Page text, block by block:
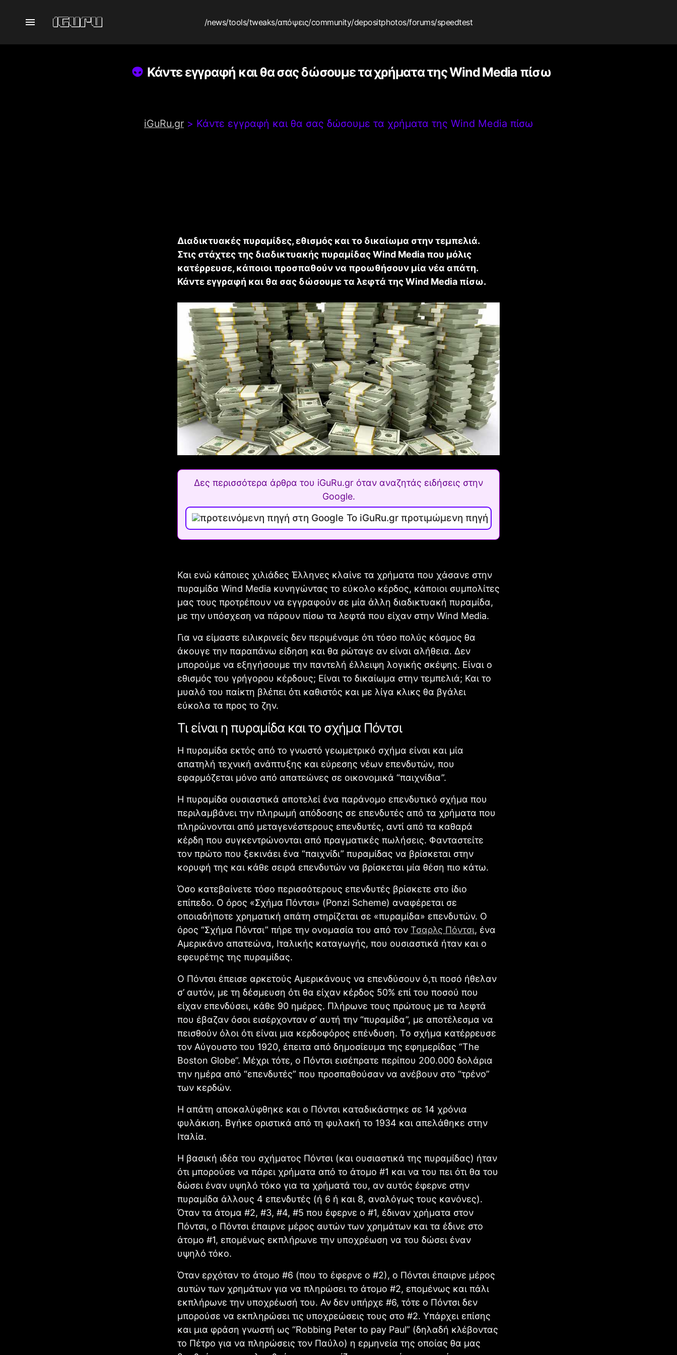
/news/tools/tweaks/απόψεις/community/depositphotos/forums/speedtest
Κάντε εγγραφή και θα σας δώσουμε τα χρήματα της Wind Media πίσω
iGuRu.gr > Κάντε εγγραφή και θα σας δώσουμε τα χρήματα της Wind Media πίσω
Διαδικτυακές πυραμίδες, εθισμός και το δικαίωμα στην τεμπελιά.
Στις στάχτες της διαδικτυακής πυραμίδας Wind Media που μόλις
κατέρρευσε, κάποιοι προσπαθούν να προωθήσουν μία νέα απάτη.
Κάντε εγγραφή και θα σας δώσουμε τα λεφτά της Wind Media πίσω.
Δες περισσότερα άρθρα του iGuRu.gr όταν αναζητάς ειδήσεις στην
Google.
Το iGuRu.gr προτιμώμενη πηγή
Και ενώ κάποιες χιλιάδες Έλληνες κλαίνε τα χρήματα που χάσανε στην
πυραμίδα Wind Media κυνηγώντας το εύκολο κέρδος, κάποιοι συμπολίτες
μας τους προτρέπουν να εγγραφούν σε μία άλλη διαδικτυακή πυραμίδα,
με την υπόσχεση να πάρουν πίσω τα λεφτά που είχαν στην Wind Media.
Για να είμαστε ειλικρινείς δεν περιμέναμε ότι τόσο πολύς κόσμος θα
άκουγε την παραπάνω είδηση και θα ρώταγε αν είναι αλήθεια. Δεν
μπορούμε να εξηγήσουμε την παντελή έλλειψη λογικής σκέψης. Είναι ο
εθισμός του γρήγορου κέρδους; Είναι το δικαίωμα στην τεμπελιά; Και το
μυαλό του παίκτη βλέπει ότι καθιστός και με λίγα κλικς θα βγάλει
εύκολα τα προς το ζην.
Τι είναι η πυραμίδα και το σχήμα Πόντσι
Η πυραμίδα εκτός από το γνωστό γεωμετρικό σχήμα είναι και μία
απατηλή τεχνική ανάπτυξης και εύρεσης νέων επενδυτών, που
εφαρμόζεται μόνο από απατεώνες σε οικονομικά “παιχνίδια”.
Η πυραμίδα ουσιαστικά αποτελεί ένα παράνομο επενδυτικό σχήμα που
περιλαμβάνει την πληρωμή απόδοσης σε επενδυτές από τα χρήματα που
πληρώνονται από μεταγενέστερους επενδυτές, αντί από τα καθαρά
κέρδη που συγκεντρώνονται από πραγματικές πωλήσεις. Φανταστείτε
τον πρώτο που ξεκινάει ένα “παιχνίδι” πυραμίδας να βρίσκεται στην
κορυφή της και κάθε σειρά επενδυτών να βρίσκεται μία θέση πιο κάτω.
Όσο κατεβαίνετε τόσο περισσότερους επενδυτές βρίσκετε στο ίδιο
επίπεδο. Ο όρος «Σχήμα Πόντσι» (Ponzi Scheme) αναφέρεται σε
οποιαδήποτε χρηματική απάτη στηρίζεται σε «πυραμίδα» επενδυτών. Ο
όρος “Σχήμα Πόντσι” πήρε την ονομασία του από τον Τσαρλς Πόντσι, ένα
Αμερικάνο απατεώνα, Ιταλικής καταγωγής, που ουσιαστικά ήταν και ο
εφευρέτης της πυραμίδας.
Ο Πόντσι έπεισε αρκετούς Αμερικάνους να επενδύσουν ό,τι ποσό ήθελαν
σ’ αυτόν, με τη δέσμευση ότι θα είχαν κέρδος 50% επί του ποσού που
είχαν επενδύσει, κάθε 90 ημέρες. Πλήρωνε τους πρώτους με τα λεφτά
που έβαζαν όσοι εισέρχονταν σ’ αυτή την “πυραμίδα”, με αποτέλεσμα να
πεισθούν όλοι ότι είναι μια κερδοφόρος επένδυση. Το σχήμα κατέρρευσε
τον Αύγουστο του 1920, έπειτα από δημοσίευμα της εφημερίδας “The
Boston Globe”. Μέχρι τότε, ο Πόντσι εισέπρατε περίπου 200.000 δολάρια
την ημέρα από “επενδυτές” που προσπαθούσαν να ανέβουν στο “τρένο”
των κερδών.
Η απάτη αποκαλύφθηκε και ο Πόντσι καταδικάστηκε σε 14 χρόνια
φυλάκιση. Βγήκε οριστικά από τη φυλακή το 1934 και απελάθηκε στην
Ιταλία.
Η βασική ιδέα του σχήματος Πόντσι (και ουσιαστικά της πυραμίδας) ήταν
ότι μπορούσε να πάρει χρήματα από το άτομο #1 και να του πει ότι θα του
δώσει έναν υψηλό τόκο για τα χρήματά του, αν αυτός έφερνε στην
πυραμίδα άλλους 4 επενδυτές (ή 6 ή και 8, αναλόγως τους κανόνες).
Όταν τα άτομα #2, #3, #4, #5 που έφερνε ο #1, έδιναν χρήματα στον
Πόντσι, ο Πόντσι έπαιρνε μέρος αυτών των χρημάτων και τα έδινε στο
άτομο #1, επομένως εκπλήρωνε την υποχρέωση να του δώσει έναν
υψηλό τόκο.
Όταν ερχόταν το άτομο #6 (που το έφερνε ο #2), ο Πόντσι έπαιρνε μέρος
αυτών των χρημάτων για να πληρώσει το άτομο #2, επομένως και πάλι
εκπλήρωνε την υποχρέωσή του. Αν δεν υπήρχε #6, τότε ο Πόντσι δεν
μπορούσε να εκπληρώσει τις υποχρεώσεις τους στο #2. Υπάρχει επίσης
και μια φράση γνωστή ως “Robbing Peter to pay Paul” (δηλαδή κλέβοντας
το Πέτρο για να πληρώσεις τον Παύλο) η ερμηνεία της οποίας θα μας